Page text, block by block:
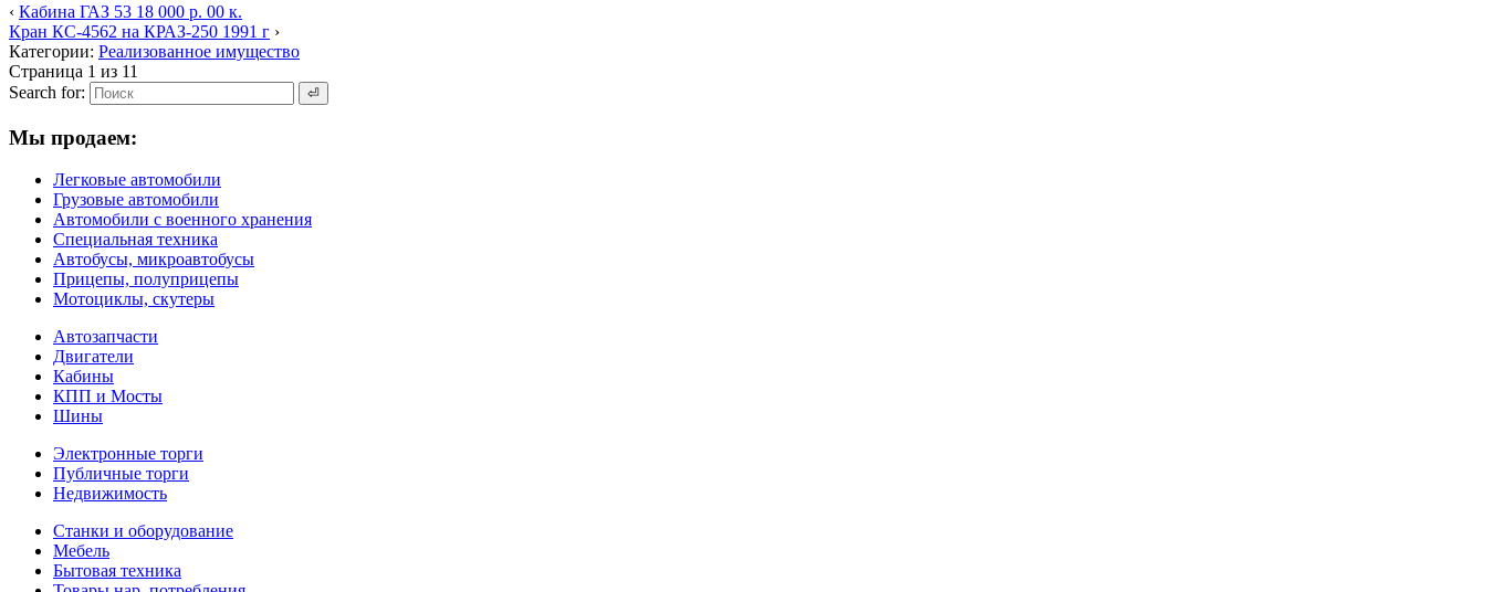
‹ Кабина ГАЗ 53 18 000 р. 00 к.
Кран КС-4562 на КРАЗ-250 1991 г ›
Категории: Реализованное имущество
Страница 1 из 11
Search for:
Мы продаем:
Легковые автомобили
Грузовые автомобили
Автомобили с военного хранения
Специальная техника
Автобусы, микроавтобусы
Прицепы, полуприцепы
Мотоциклы, скутеры
Автозапчасти
Двигатели
Кабины
КПП и Мосты
Шины
Электронные торги
Публичные торги
Недвижимость
Станки и оборудование
Мебель
Бытовая техника